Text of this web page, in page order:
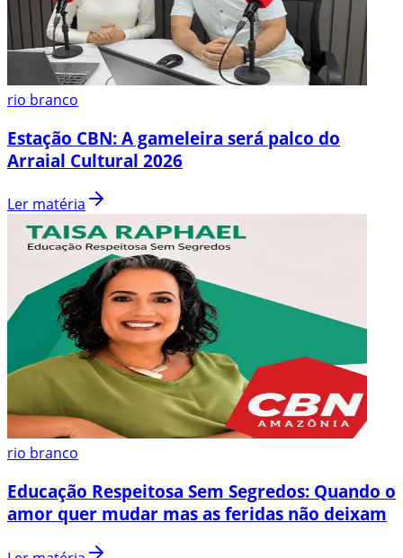
rio branco
Estação CBN: A gameleira será palco do
Arraial Cultural 2026
Ler matéria
rio branco
Educação Respeitosa Sem Segredos: Quando o
amor quer mudar mas as feridas não deixam